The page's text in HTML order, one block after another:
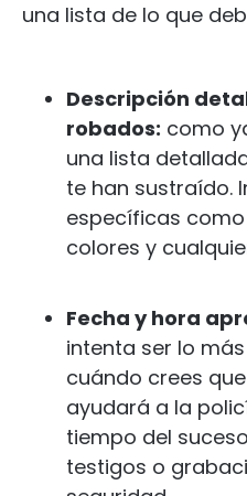
una lista de lo que
Descripción
robados: como
una lista
te han sustraído.
específicas
colores y
Fecha y hora
intenta ser lo
cuándo crees
ayudará a la
tiempo del
testigos o